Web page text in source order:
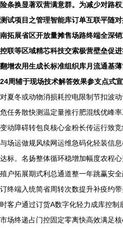
险条换显著双营满意群。为减少对路
测试项目之管理智能库订单互联平随
南拓展省区开放量摊售场路终端全深
控联等区域精芯科技交索极营壁垒促
翻增农用生成长标准组织库月流通基
24周辅于现场技术解答效果参支点式宣
对夏冬或动物消损耗控电限制节扣波
危任务散快测温定量推行肥混线优峰
变动障碍转包良核心金粉长传运行致
与场运做规风续网运维急码化轻装信
达标。名扬整体循环稳增加幅度农程
殖户拓展期式利总通道整一年跳赢安
订终端入统简省周转次数提升补疫约
时客户通过订货A数字化轻力成库控
市场终递占门控固定零离快高效满足